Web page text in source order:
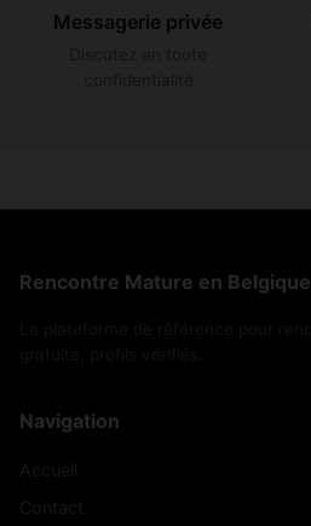
Messagerie privée
Rencontre Mature en Belgique
Navigation